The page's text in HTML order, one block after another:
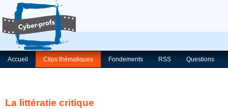
Accueil Clips thématiques Fondements RSS Questions
La littératie critique